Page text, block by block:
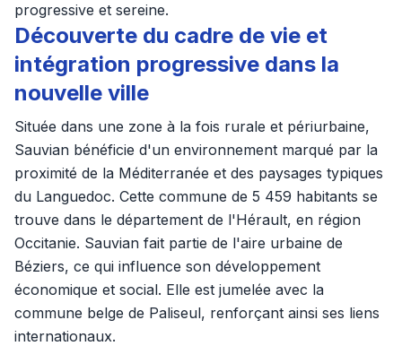
progressive et sereine.
Découverte du cadre de vie et
intégration progressive dans la
nouvelle ville
Située dans une zone à la fois rurale et périurbaine,
Sauvian bénéficie d'un environnement marqué par la
proximité de la Méditerranée et des paysages typiques
du Languedoc. Cette commune de 5 459 habitants se
trouve dans le département de l'Hérault, en région
Occitanie. Sauvian fait partie de l'aire urbaine de
Béziers, ce qui influence son développement
économique et social. Elle est jumelée avec la
commune belge de Paliseul, renforçant ainsi ses liens
internationaux.